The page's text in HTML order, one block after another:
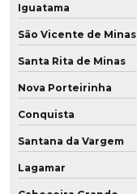
Iguatama
São Vicente de Minas
Santa Rita de Minas
Nova Porteirinha
Conquista
Santana da Vargem
Lagamar